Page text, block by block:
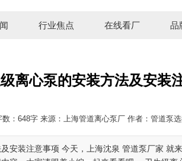
行业焦点 在线看厂 品
离心泵的安装方法及安装
数：648字 来源：上海管道离心泵厂 作者：管道泵
安装注意事项 今天，上海沈泉 管道泵厂家 就